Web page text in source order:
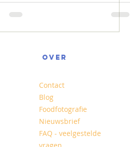
OVER
Contact
Blog
Foodfotografie
Nieuwsbrief
FAQ - veelgestelde